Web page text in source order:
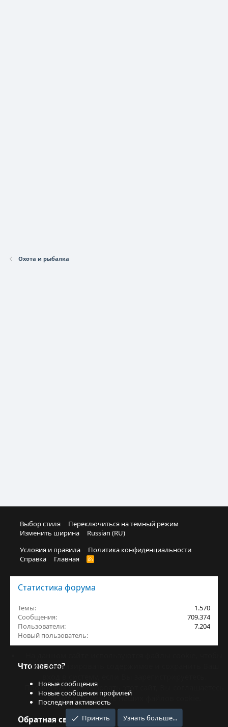
Охота и рыбалка
Выбор стиля
Переключиться на темный режим
Изменить ширина
Russian (RU)
Условия и правила
Политика конфиденциальности
Справка
Главная
R
S
Статистика форума
Темы
1.570
Сообщения
709.374
Пользователи
7.204
Новый пользователь
Что нового?
Новые сообщения
Новые сообщения профилей
Последняя активность
Обратная связь
персонализировать содержимое и сохранить Ваш
Продолжая использовать этот сайт, Вы соглашаетесь
на использование наших файлов cookie.
Принять Узнать больше...